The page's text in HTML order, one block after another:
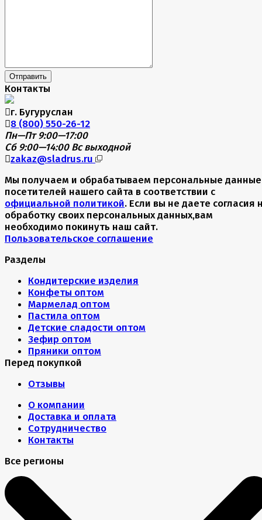
Отправить
Контакты
г. Бугуруслан
8 (800) 550-26-12
Пн—Пт 9:00—17:00
Сб 9:00—14:00 Вс выходной
zakaz@sladrus.ru
Мы получаем и обрабатываем персональные данные
посетителей нашего сайта в соответствии с
официальной политикой. Если вы не даете согласия
обработку своих персональных данных,вам
необходимо покинуть наш сайт.
Пользовательское соглашение
Разделы
Кондитерские изделия
Конфеты оптом
Мармелад оптом
Пастила оптом
Детские сладости оптом
Зефир оптом
Пряники оптом
Перед покупкой
Отзывы
О компании
Доставка и оплата
Сотрудничество
Контакты
Все регионы